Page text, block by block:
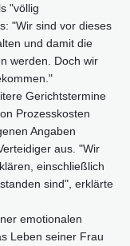
"völlig
"Wir sind vor dieses
und damit die
werden. Doch wir
Gerichtstermine
Prozesskosten
Angaben
aus. "Wir
einschließlich
sind", erklärte
emotionalen
Leben seiner Frau